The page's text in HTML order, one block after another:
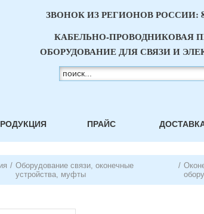
ЗВОНОК ИЗ РЕГИОНОВ РОССИИ:
КАБЕЛЬНО-ПРОВОДНИКОВАЯ
ОБОРУДОВАНИЕ ДЛЯ СВЯЗИ И
ПРАЙС
/ Оборудование связи, оконечные
устройства, муфты
/